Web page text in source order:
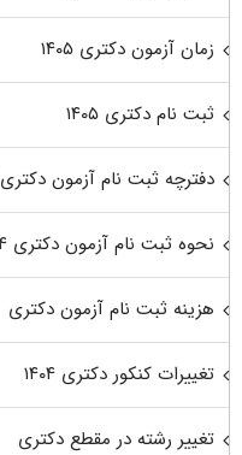
زمان آزمون دکتری ۱۴۰۵
ثبت نام دکتری ۱۴۰۵
دفترچه ثبت نام آزمون دکتری ۱۴۰۴
نحوه ثبت نام آزمون دکتری ۱۴۰۴
هزینه ثبت نام آزمون دکتری
تغییرات کنکور دکتری ۱۴۰۴
تغییر رشته در مقطع دکتری